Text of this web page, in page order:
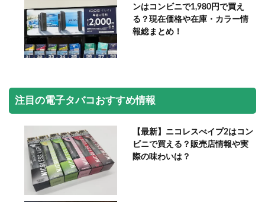
ンはコンビニで1,980円で買え
る？現在価格や在庫・カラー情
報総まとめ！
注目の電子タバコおすすめ情報
【最新】ニコレスべイプ2はコン
ビニで買える？販売店情報や実
際の味わいは？